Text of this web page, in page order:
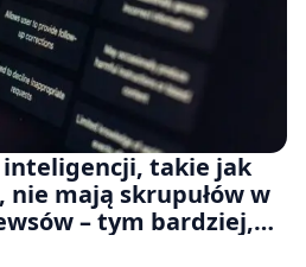
inteligencji, takie jak
nie mają skrupułów w
– tym bardziej,
po polsku